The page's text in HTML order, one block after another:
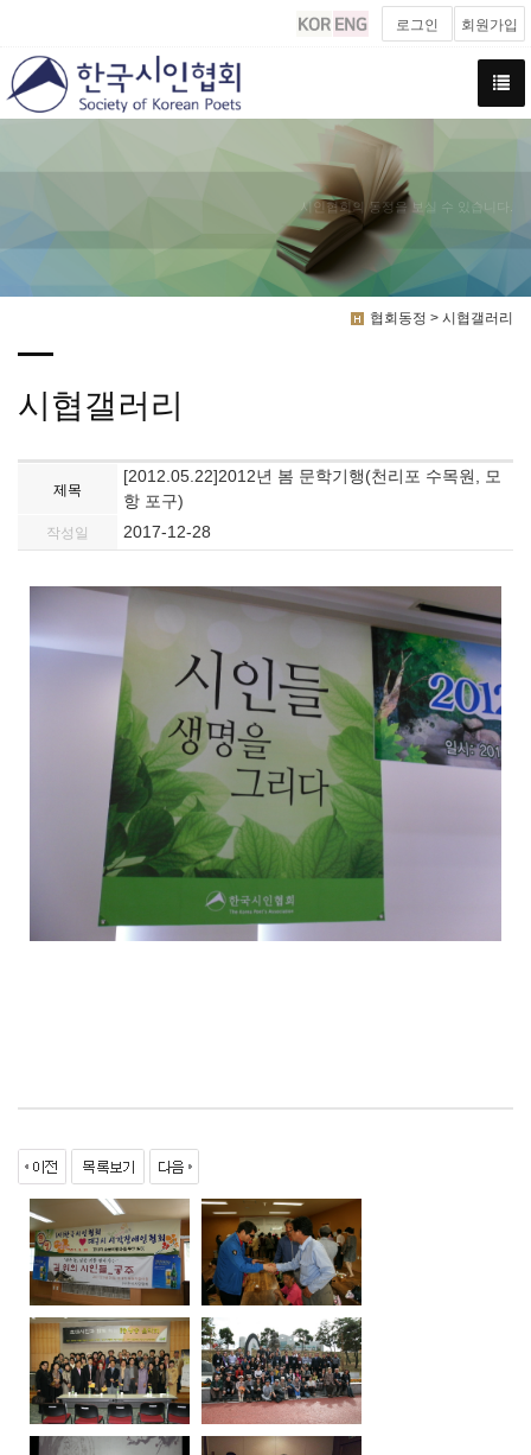
로그인 회원가입
시인협회의 동정을 보실 수 있습니다.
협회동정 > 시협갤러리
시협갤러리
제목
[2012.05.22]2012년 봄 문학기행(천리포 수목원, 모
항 포구)
작성일 2017-12-28